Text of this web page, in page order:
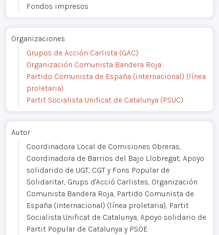
Fondos impresos
Organizaciones
Grupos de Acción Carlista (GAC)
Organización Comunista Bandera Roja
Partido Comunista de España (internacional) (línea
proletaria)
Partit Socialista Unificat de Catalunya (PSUC)
Autor
Coordinadora Local de Comisiones Obreras,
Coordinadora de Barrios del Bajo Llobregat, Apoyo
solidarido de UGT, CGT y Fons Popular de
Solidaritar, Grups d'Acció Carlistes, Organización
Comunista Bandera Roja, Partido Comunista de
España (internacional) (línea proletaria), Partit
Socialista Unificat de Catalunya, Apoyo solidario de
Partit Popular de Catalunya y PSOE